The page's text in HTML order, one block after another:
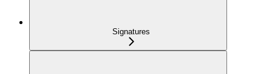
Signatures